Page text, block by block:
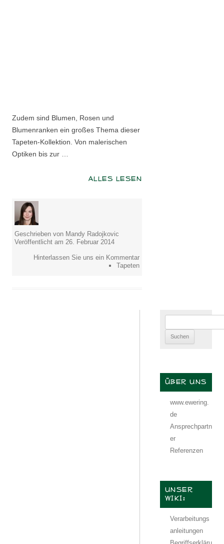
Zudem sind Blumen, Rosen und
Blumenranken ein großes Thema dieser
Tapeten-Kollektion. Von malerischen
Optiken bis zur …
ALLES LESEN
Geschrieben von Mandy Radojkovic
Veröffentlicht am 26. Februar 2014
Hinterlassen Sie uns ein Kommentar
Tapeten
nach:
ÜBER UNS
www.ewering.
de
Ansprechpartn
er
Referenzen
UNSER
WIKI:
Verarbeitungs
anleitungen